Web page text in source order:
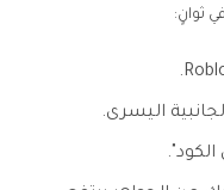
ثوانٍ:
اليسرى.